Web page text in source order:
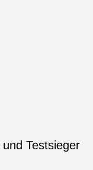
Testsieger